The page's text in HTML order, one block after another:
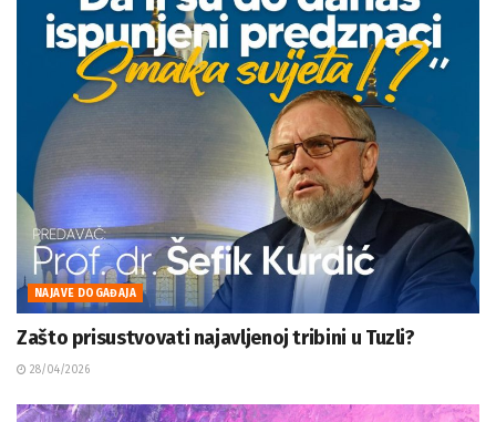
NAJAVE DOGAĐAJA
Zašto prisustvovati najavljenoj tribini u Tuzli?
28/04/2026